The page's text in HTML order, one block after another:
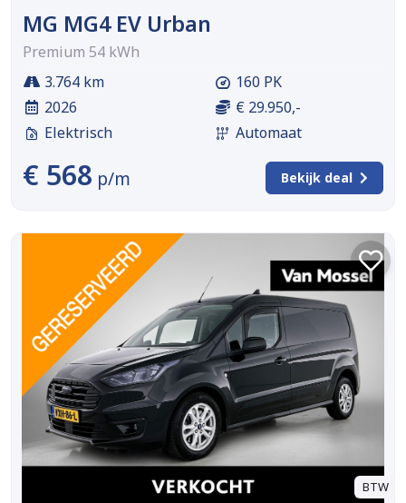
MG MG4 EV Urban
Premium 54 kWh
3.764 km
2026
Elektrisch
160 PK
€ 29.950,-
Automaat
€ 568 p/m Bekijk deal
BTW